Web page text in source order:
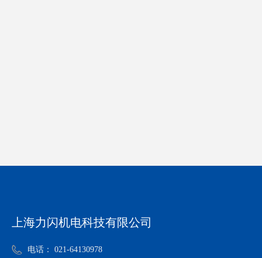
上海力闪机电科技有限公司
电话： 021-64130978